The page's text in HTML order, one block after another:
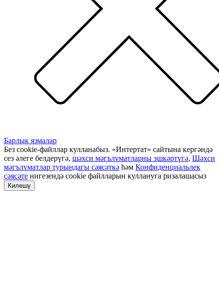
Барлык язмалар
Без cookie-файллар кулланабыз. «Интертат» сайтына кергәндә
сез әлеге белдерүгә, шәхси мәгълүматларны эшкәртүгә, Шәхси
мәгълүматлар турындагы сәясәткә һәм Конфиденциальлек
сәясәте нигезендә cookie файлларын куллануга ризалашасыз
Килешү